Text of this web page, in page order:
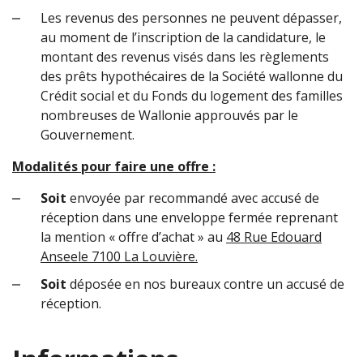
Les revenus des personnes ne peuvent dépasser,
au moment de l’inscription de la candidature, le
montant des revenus visés dans les règlements
des prêts hypothécaires de la Société wallonne du
Crédit social et du Fonds du logement des familles
nombreuses de Wallonie approuvés par le
Gouvernement.
Modalités pour faire une offre :
Soit envoyée par recommandé avec accusé de
réception dans une enveloppe fermée reprenant
la mention « offre d’achat » au 48 Rue Edouard
Anseele 7100 La Louvière.
Soit déposée en nos bureaux contre un accusé de
réception.